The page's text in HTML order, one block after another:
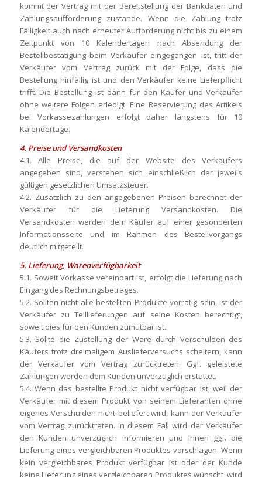
kommt der Vertrag mit der Bereitstellung der Bankdaten und
Zahlungsaufforderung zustande. Wenn die Zahlung trotz
Fälligkeit auch nach erneuter Aufforderung nicht bis zu einem
Zeitpunkt von 10 Kalendertagen nach Absendung der
Bestellbestätigung beim Verkäufer eingegangen ist, tritt der
Verkäufer vom Vertrag zurück mit der Folge, dass die
Bestellung hinfällig ist und den Verkäufer keine Lieferpflicht
trifft. Die Bestellung ist dann für den Käufer und Verkäufer
ohne weitere Folgen erledigt. Eine Reservierung des Artikels
bei Vorkassezahlungen erfolgt daher längstens für 10
Kalendertage.
4. Preise und Versandkosten
4.1. Alle Preise, die auf der Website des Verkäufers
angegeben sind, verstehen sich einschließlich der jeweils
gültigen gesetzlichen Umsatzsteuer.
4.2. Zusätzlich zu den angegebenen Preisen berechnet der
Verkäufer für die Lieferung Versandkosten. Die
Versandkosten werden dem Käufer auf einer gesonderten
Informationsseite und im Rahmen des Bestellvorgangs
deutlich mitgeteilt.
5. Lieferung, Warenverfügbarkeit
5.1. Soweit Vorkasse vereinbart ist, erfolgt die Lieferung nach
Eingang des Rechnungsbetrages.
5.2. Sollten nicht alle bestellten Produkte vorrätig sein, ist der
Verkäufer zu Teillieferungen auf seine Kosten berechtigt,
soweit dies für den Kunden zumutbar ist.
5.3. Sollte die Zustellung der Ware durch Verschulden des
Käufers trotz dreimaligem Auslieferversuchs scheitern, kann
der Verkäufer vom Vertrag zurücktreten. Ggf. geleistete
Zahlungen werden dem Kunden unverzüglich erstattet.
5.4. Wenn das bestellte Produkt nicht verfügbar ist, weil der
Verkäufer mit diesem Produkt von seinem Lieferanten ohne
eigenes Verschulden nicht beliefert wird, kann der Verkäufer
vom Vertrag zurücktreten. In diesem Fall wird der Verkäufer
den Kunden unverzüglich informieren und Ihnen ggf. die
Lieferung eines vergleichbaren Produktes vorschlagen. Wenn
kein vergleichbares Produkt verfügbar ist oder der Kunde
keine Lieferung eines vergleichbaren Produktes wünscht, wird